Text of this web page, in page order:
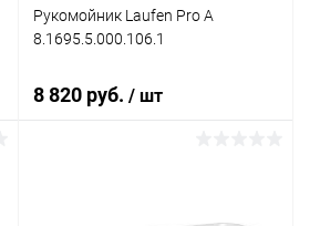
Рукомойник Laufen Pro A
8.1695.5.000.106.1
8 820 руб./ шт